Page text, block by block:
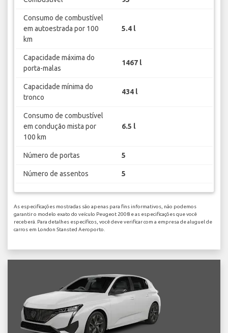
Consumo de combustível
em autoestrada por 100
km
5.4 l
Capacidade máxima do
porta-malas
1467 l
Capacidade mínima do
tronco
434 l
Consumo de combustível
em condução mista por
100 km
6.5 l
Número de portas 5
Número de assentos 5
As especificações mostradas são apenas para fins informativos, não podemos
garantir o modelo exato do veículo Peugeot 2008 e as especificações que você
receberá. Para detalhes específicos, você deve verificar com a empresa de aluguel de
carros em London Stansted Aeroporto.